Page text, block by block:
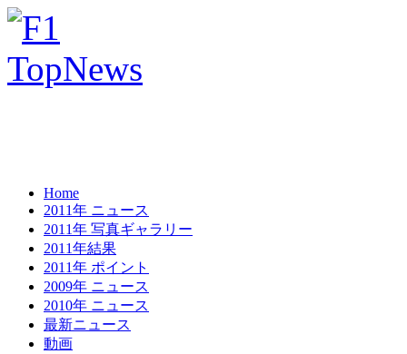
Home
2011年 ニュース
2011年 写真ギャラリー
2011年結果
2011年 ポイント
2009年 ニュース
2010年 ニュース
最新ニュース
動画